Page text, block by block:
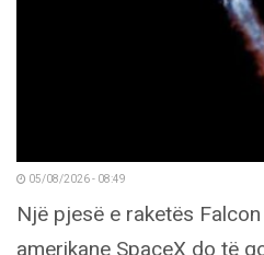
05/08/2026 - 08:49
Një pjesë e raketës